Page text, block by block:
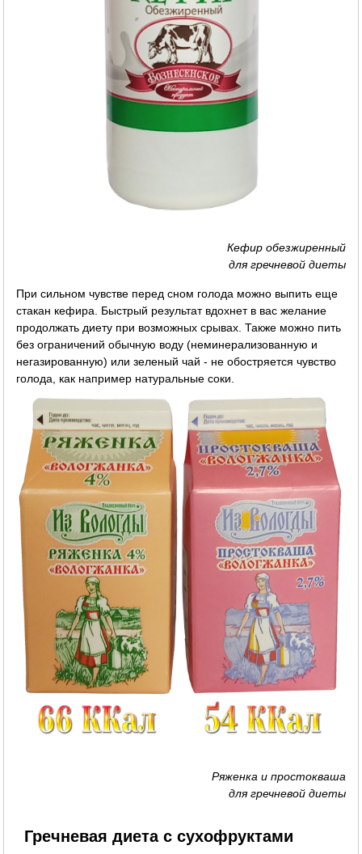
Кефир обезжиренный
для гречневой диеты
При сильном чувстве перед сном голода можно выпить еще
стакан кефира. Быстрый результат вдохнет в вас желание
продолжать диету при возможных срывах. Также можно пить
без ограничений обычную воду (неминерализованную и
негазированную) или зеленый чай - не обостряется чувство
голода, как например натуральные соки.
Ряженка и простокваша
для гречневой диеты
Гречневая диета с сухофруктами